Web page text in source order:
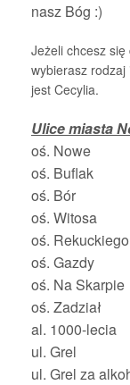
nasz Bóg :)
Jeżeli chcesz się
wybierasz
jest Cecylia.
Ulice miasta
oś. Nowe
oś. Buflak
oś. Bór
oś. Witosa
oś. Rekuckiego
oś. Gazdy
oś. Na Skarpie
oś. Zadział
al. 1000-lecia
ul. Grel
ul. Grel za